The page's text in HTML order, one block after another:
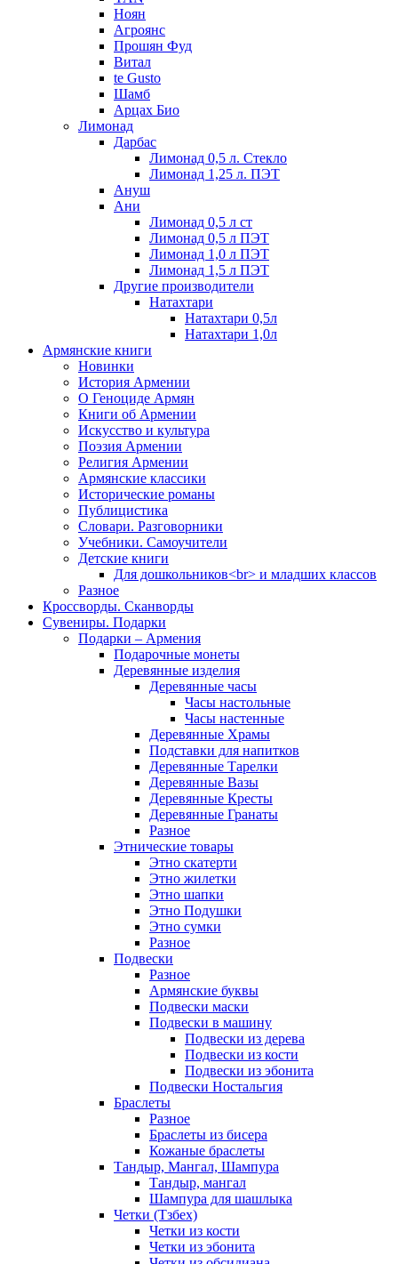
Ноян
Агроянс
Прошян Фуд
Витал
te Gusto
Шамб
Арцах Био
Лимонад
Дарбас
Лимонад 0,5 л. Стекло
Лимонад 1,25 л. ПЭТ
Ануш
Ани
Лимонад 0,5 л ст
Лимонад 0,5 л ПЭТ
Лимонад 1,0 л ПЭТ
Лимонад 1,5 л ПЭТ
Другие производители
Натахтари
Натахтари 0,5л
Натахтари 1,0л
Армянские книги
Новинки
История Армении
О Геноциде Армян
Книги об Армении
Иcкусство и культура
Поэзия Армении
Религия Армении
Армянские классики
Исторические романы
Публицистика
Словари. Разговорники
Учебники. Самоучители
Детские книги
Для дошкольников<br> и младших классов
Разное
Кроссворды. Сканворды
Сувениры. Подарки
Подарки – Армения
Подарочные монеты
Деревянные изделия
Деревянные часы
Часы настольные
Часы настенные
Деревянные Храмы
Подставки для напитков
Деревянные Тарелки
Деревянные Вазы
Деревянные Кресты
Деревянные Гранаты
Разное
Этнические товары
Этно скатерти
Этно жилетки
Этно шапки
Этно Подушки
Этно сумки
Разное
Подвески
Разное
Армянские буквы
Подвески маски
Подвески в машину
Подвески из дерева
Подвески из кости
Подвески из эбонита
Подвески Ностальгия
Браслеты
Разное
Браслеты из бисера
Кожаные браслеты
Тандыр, Мангал, Шампура
Тандыр, мангал
Шампура для шашлыка
Четки (Тзбех)
Четки из кости
Четки из эбонита